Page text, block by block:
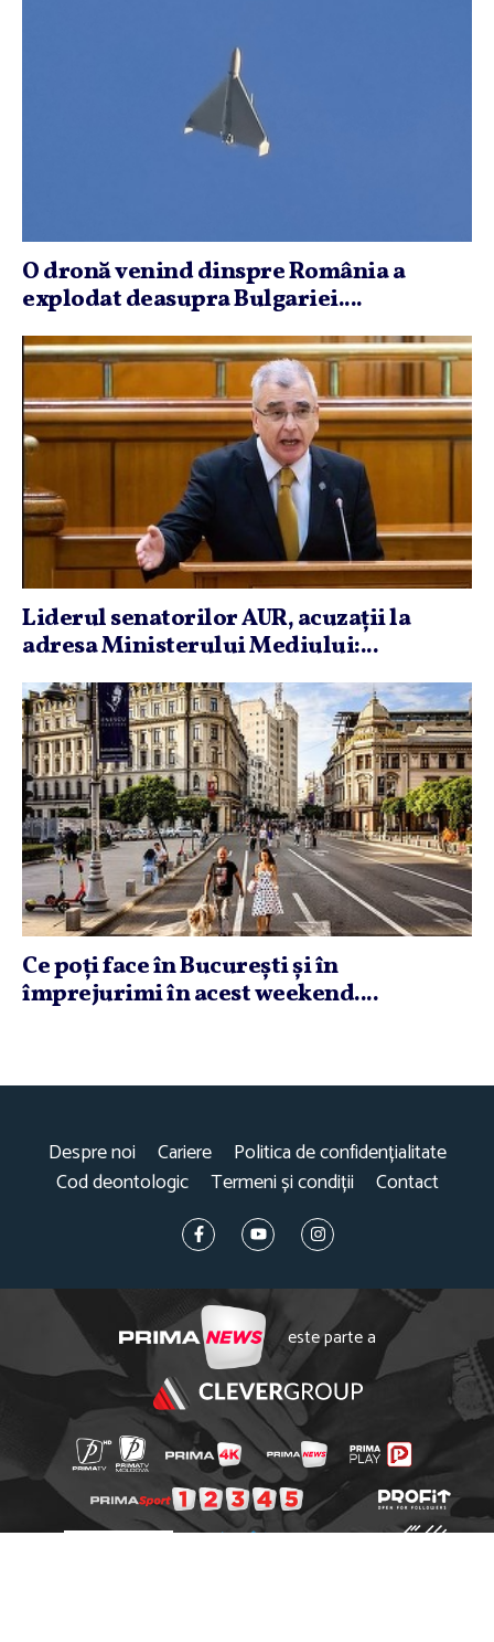
O dronă venind dinspre România a
explodat deasupra Bulgariei....
Liderul senatorilor AUR, acuzaţii la
adresa Ministerului Mediului:...
Ce poţi face în Bucureşti şi în
împrejurimi în acest weekend....
Despre noi Cariere
Politica de confidențialitate
Cod deontologic
Termeni și condiții Contact
este parte a